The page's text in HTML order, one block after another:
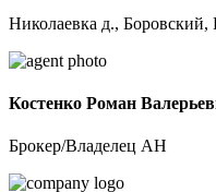
Николаевка д., Боровский,
Костенко Роман
Брокер/Владелец АН